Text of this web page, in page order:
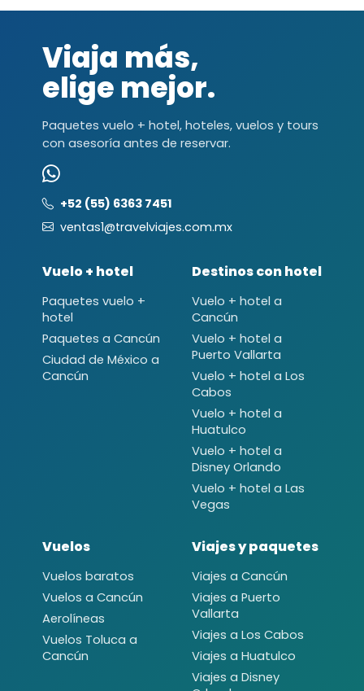
Viaja más,
elige mejor.
Paquetes vuelo + hotel, hoteles, vuelos y tours
con asesoría antes de reservar.
+52 (55) 6363 7451
ventas1@travelviajes.com.mx
Vuelo + hotel
Paquetes vuelo +
hotel
Paquetes a Cancún
Ciudad de México a
Cancún
Destinos con hotel
Vuelo + hotel a
Cancún
Vuelo + hotel a
Puerto Vallarta
Vuelo + hotel a Los
Cabos
Vuelo + hotel a
Huatulco
Vuelo + hotel a
Disney Orlando
Vuelo + hotel a Las
Vegas
Vuelos
Vuelos baratos
Vuelos a Cancún
Aerolíneas
Vuelos Toluca a
Cancún
Viajes y paquetes
Viajes a Cancún
Viajes a Puerto
Vallarta
Viajes a Los Cabos
Viajes a Huatulco
Viajes a Disney